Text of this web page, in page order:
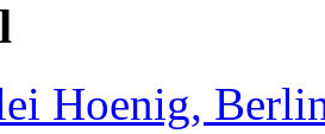
Hoenig,